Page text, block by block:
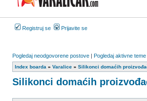
Registruj se Prijavite se
Pogledaj neodgovorene postove | Pogledaj aktivne teme
Index boarda » Varalice » Silikonci domaćih
Silikonci domaćih